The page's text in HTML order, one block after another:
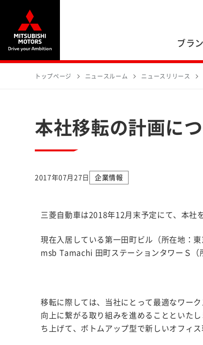
ブラ
トップページ ニュースルーム ニュースリリース
本社移転の計画に
2017年07月27日 企業情報
三菱自動車は2018年12月末予定にて、本社
現在入居している第一田町ビル（所在地：
msb Tamachi 田町ステーションタワーＳ（
移転に際しては、当社にとって最適なワー
向上に繋がる取り組みを進めることといた
ち上げて、ボトムアップ型で新しいオフィ